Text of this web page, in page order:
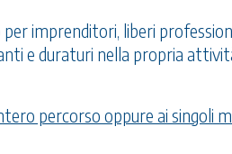
imprenditori, liberi
e duraturi nella propria
percorso oppure ai singoli